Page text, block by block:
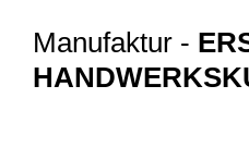
Manufaktur -